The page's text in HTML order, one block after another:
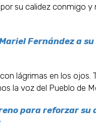
su calidez conmigo
Fernández a
lágrimas en los ojos.
la voz del Pueblo de
para reforzar su